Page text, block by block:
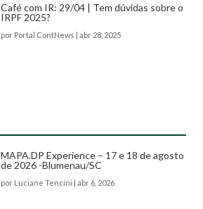
Café com IR: 29/04 | Tem dúvidas sobre o
IRPF 2025?
por Portal ContNews | abr 28, 2025
MAPA.DP Experience – 17 e 18 de agosto
de 2026 -Blumenau/SC
por Luciane Tencini abr 6, 2026